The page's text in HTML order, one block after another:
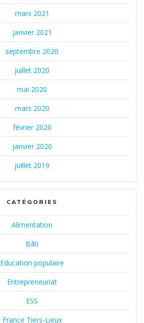
mars 2021
janvier 2021
septembre 2020
juillet 2020
mai 2020
mars 2020
février 2020
janvier 2020
juillet 2019
CATÉGORIES
Alimentation
Bâti
Education populaire
Entrepreneuriat
ESS
France Tiers-Lieux